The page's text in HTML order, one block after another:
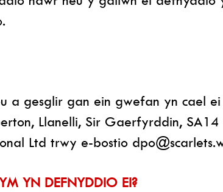
gesglir gan ein gwefan yn cael ei
Llanelli, Sir Gaerfyrddin,
Ltd trwy e-bostio
YN DEFNYDDIO EI?